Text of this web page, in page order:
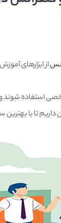
از ابزارهای
شوند و
داریم تا با